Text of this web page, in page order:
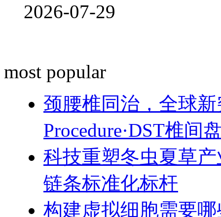
2026-07-29
most popular
颈腰椎同治，全球
Procedure·DST椎间
科技重塑冬虫夏草
链条标准化标杆
构建虚拟细胞需要